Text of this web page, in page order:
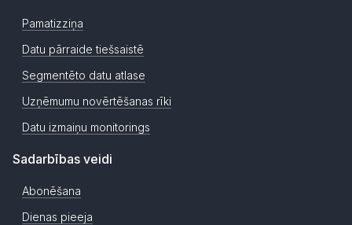
Pamatizziņa
Datu pārraide tiešsaistē
Segmentēto datu atlase
Uzņēmumu novērtēšanas rīki
Datu izmaiņu monitorings
Sadarbības veidi
Abonēšana
Dienas pieeja